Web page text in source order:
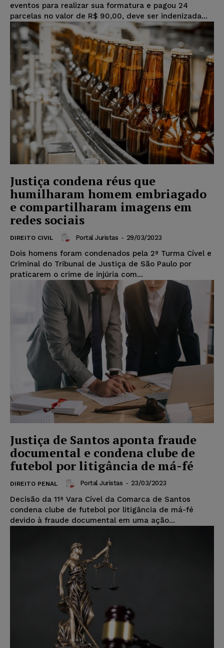
eventos para realizar sua formatura e pagou 24
parcelas no valor de R$ 90,00, deve ser indenizada...
Justiça condena réus que
humilharam homem embriagado
e compartilharam imagens em
redes sociais
DIREITO CIVIL Portal Juristas - 29/03/2023
Dois homens foram condenados pela 2ª Turma Cível e
Criminal do Tribunal de Justiça de São Paulo por
praticarem o crime de injúria com...
Justiça de Santos aponta fraude
documental e condena clube de
futebol por litigância de má-fé
DIREITO PENAL Portal Juristas - 23/03/2023
Decisão da 11ª Vara Cível da Comarca de Santos
condena clube de futebol por litigância de má-fé
devido à fraude documental em uma ação...